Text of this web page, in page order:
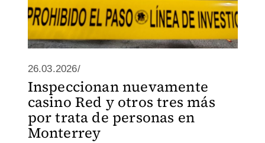
26.03.2026/
Inspeccionan nuevamente
casino Red y otros tres más
por trata de personas en
Monterrey